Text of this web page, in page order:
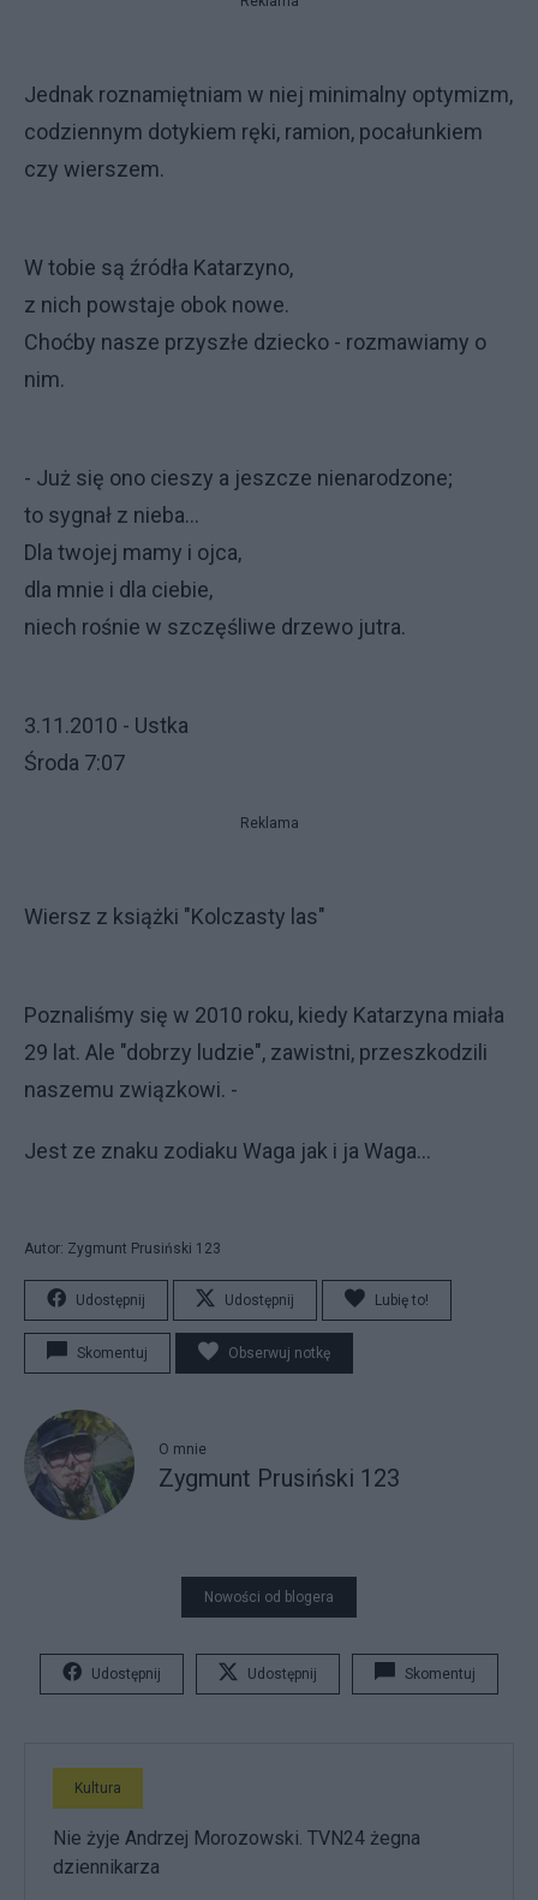
Jednak roznamiętniam w niej minimalny optymizm,
codziennym dotykiem ręki, ramion, pocałunkiem
czy wierszem.
W tobie są źródła Katarzyno,
z nich powstaje obok nowe.
Choćby nasze przyszłe dziecko - rozmawiamy o
nim.
- Już się ono cieszy a jeszcze nienarodzone;
to sygnał z nieba...
Dla twojej mamy i ojca,
dla mnie i dla ciebie,
niech rośnie w szczęśliwe drzewo jutra.
3.11.2010 - Ustka
Środa 7:07
Reklama
Wiersz z książki "Kolczasty las"
Poznaliśmy się w 2010 roku, kiedy Katarzyna miała
29 lat. Ale "dobrzy ludzie", zawistni, przeszkodzili
naszemu związkowi. -
Jest ze znaku zodiaku Waga jak i ja Waga...
Autor: Zygmunt Prusiński 123
Udostępnij Udostępnij Lubię to!
Skomentuj Obserwuj notkę
O mnie
Zygmunt Prusiński 123
Nowości od blogera
Udostępnij Udostępnij Skomentuj
Kultura
Nie żyje Andrzej Morozowski. TVN24 żegna
dziennikarza